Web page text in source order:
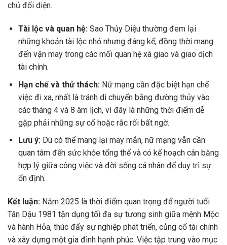
chủ đối diện.
Tài lộc và quan hệ:Sao Thủy Diệu thường đem lại
những khoản tài lộc nhỏ nhưng đáng kể, đồng thời mang
đến vận may trong các mối quan hệ xã giao và giao dịch
tài chính.
Hạn chế và thử thách: Nữ mạng cần đặc biệt hạn chế
việc đi xa, nhất là tránh di chuyển bằng đường thủy vào
các tháng 4 và 8 âm lịch, vì đây là những thời điểm dễ
gặp phải những sự cố hoặc rắc rối bất ngờ.
Lưu ý:Dù có thể mang lại may mắn, nữ mạng vẫn cần
quan tâm đến sức khỏe tổng thể và có kế hoạch cân bằng
hợp lý giữa công việc và đời sống cá nhân để duy trì sự
ổn định.
Kết luận: Năm 2025 là thời điểm quan trọng để người tuổi
Tân Dậu 1981 tận dụng tối đa sự tương sinh giữa mệnh Mộc
và hành Hỏa, thúc đẩy sự nghiệp phát triển, củng cố tài chính
và xây dựng một gia đình hạnh phúc. Việc tập trung vào mục